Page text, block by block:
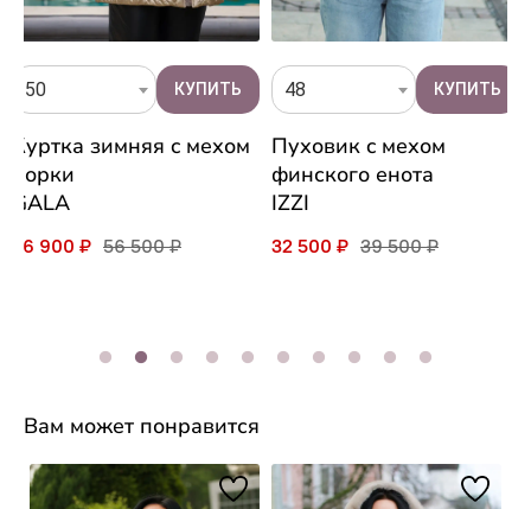
50
Куртка зимняя c мехом
норки
GALA
46 900 ₽ 56 500 ₽
48
Пуховик c мехом
финского енота
IZZI
32 500 ₽ 39 500 ₽
Вам может понравится